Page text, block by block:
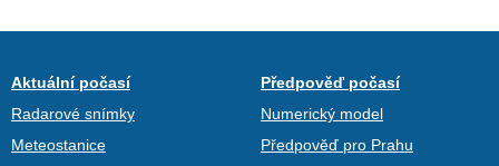
Aktuální počasí
Radarové snímky
Meteostanice
Předpověď počasí
Numerický model
Předpověď pro Prahu